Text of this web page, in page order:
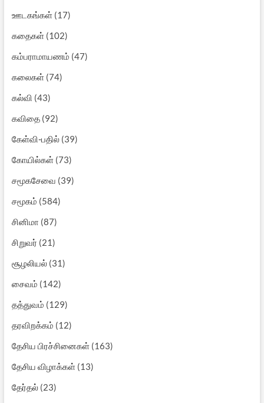
ஊடகங்கள்(17)
கதைகள்(102)
கம்பராமாயணம் (47)
கலைகள்(74)
கல்வி (43)
கவிதை(92)
கேள்வி-பதில்(39)
கோயில்கள்(73)
சமூகசேவை (39)
சமூகம் (584)
சினிமா (87)
சிறுவர் (21)
சூழலியல்(31)
சைவம் (142)
தத்துவம் (129)
தரவிறக்கம் (12)
தேசிய பிரச்சினைகள்(163)
தேசிய விழாக்கள்(13)
தேர்தல்(23)